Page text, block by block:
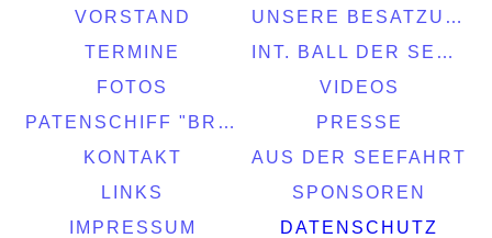
VORSTAND
UNSERE BESATZUNG
TERMINE
INT. BALL DER SEEFAHRT 2022
FOTOS
VIDEOS
PATENSCHIFF "BRASIL"
PRESSE
KONTAKT
AUS DER SEEFAHRT
LINKS
SPONSOREN
IMPRESSUM
DATENSCHUTZ